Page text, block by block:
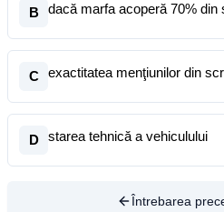
B dacă marfa acoperă 70% din
C exactitatea menţiunilor din
D starea tehnică a vehiculului
Întrebarea